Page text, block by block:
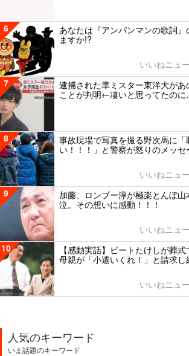
6
あなたは『アンパンマンの歌詞
ますか!?
いいねニュ
7
逮捕された準ミスター東洋大が
ことが判明←凄いと思ってたの
8
事故現場で写真を撮る野次馬に「
い！！！」と警察が怒りのメッセ
いいねニュ
9
加藤、ロンブー淳が極楽とんぼ
泣。その想いに感動！！！
いいねニュ
10
【感動実話】ビートたけしが葬
母親が「小遣いくれ！」と請求
いいねニュ
人気のキーワード
いま話題のキーワード